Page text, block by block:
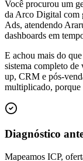
Você procurou um
da Arco Digital com
Ads, atendendo
dashboards em
E achou mais do
sistema completo
up, CRM e pós-
multiplicado, porque
Diagnóstico
Mapeamos ICP,